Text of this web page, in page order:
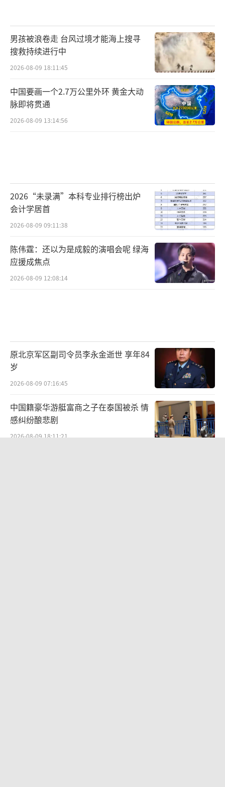
男孩被浪卷走 台风过境才能海上搜寻
搜救持续进行中
2026-08-09 18:11:45
中国要画一个2.7万公里外环 黄金大动
脉即将贯通
2026-08-09 13:14:56
2026“未录满”本科专业排行榜出炉
会计学居首
2026-08-09 09:11:38
陈伟霆：还以为是成毅的演唱会呢 绿海
应援成焦点
2026-08-09 12:08:14
原北京军区副司令员李永金逝世 享年84
岁
2026-08-09 07:16:45
中国籍豪华游艇富商之子在泰国被杀 情
感纠纷酿悲剧
2026-08-09 18:11:21